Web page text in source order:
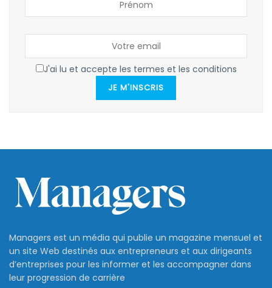
J'ai lu et accepte les termes et les conditions
JE M'INSCRIS
Managers est un média qui publie un magazine mensuel et
un site Web destinés aux entrepreneurs et aux dirigeants
d’entreprises pour les informer et les accompagner dans
leur progression de carrière